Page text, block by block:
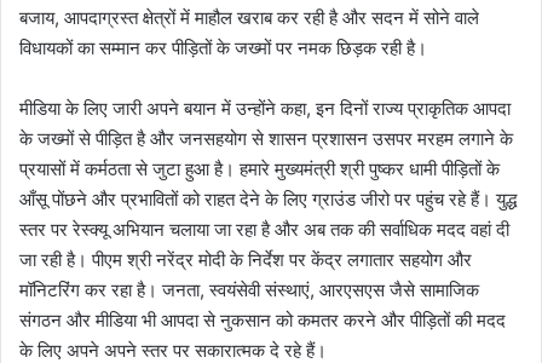
बजाय, आपदाग्रस्त क्षेत्रों में माहौल खराब कर रही है और सदन में सोने वाले
विधायकों का सम्मान कर पीड़ितों के जख्मों पर नमक छिड़क रही है।
मीडिया के लिए जारी अपने बयान में उन्होंने कहा, इन दिनों राज्य प्राकृतिक आपदा
के जख्मों से पीड़ित है और जनसहयोग से शासन प्रशासन उसपर मरहम लगाने के
प्रयासों में कर्मठता से जुटा हुआ है। हमारे मुख्यमंत्री श्री पुष्कर धामी पीड़ितों के
आँसू पोंछने और प्रभावितों को राहत देने के लिए ग्राउंड जीरो पर पहुंच रहे हैं। युद्ध
स्तर पर रेस्क्यू अभियान चलाया जा रहा है और अब तक की सर्वाधिक मदद वहां दी
जा रही है। पीएम श्री नरेंद्र मोदी के निर्देश पर केंद्र लगातार सहयोग और
मॉनिटरिंग कर रहा है। जनता, स्वयंसेवी संस्थाएं, आरएसएस जैसे सामाजिक
संगठन और मीडिया भी आपदा से नुकसान को कमतर करने और पीड़ितों की मदद
के लिए अपने अपने स्तर पर सकारात्मक दे रहे हैं।